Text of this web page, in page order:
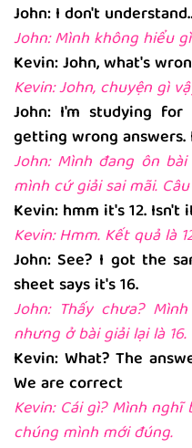
John: I don't
John: Mình không hiểu
Kevin: John, what's
Kevin: John, chuyện gì
John: I'm studying
getting wrong
John: Mình đang ôn
mình cứ giải sai mãi.
Kevin: hmm it's 12. Isn't
Kevin: Hmm. Kết quả là
John: See? I got the
sheet says it's 16.
John: Thấy chưa?
nhưng ở bài giải lại là 16.
Kevin: What? The
We are correct
Kevin: Cái gì? Mình
chúng mình mới đúng.